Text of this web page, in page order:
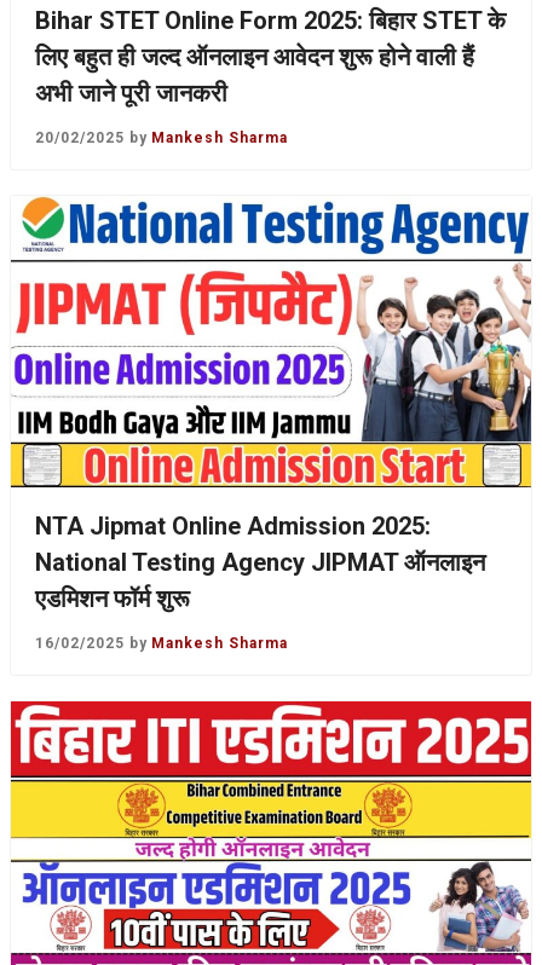
Bihar STET Online Form 2025: बिहार STET के
लिए बहुत ही जल्द ऑनलाइन आवेदन शुरू होने वाली हैं
अभी जाने पूरी जानकरी
20/02/2025 by Mankesh Sharma
NTA Jipmat Online Admission 2025:
National Testing Agency JIPMAT ऑनलाइन
एडमिशन फॉर्म शुरू
16/02/2025 by Mankesh Sharma